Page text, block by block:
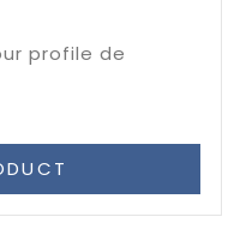
profile de